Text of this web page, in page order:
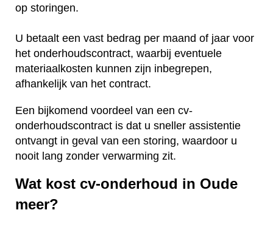
op storingen.
U betaalt een vast bedrag per maand of jaar voor
het onderhoudscontract, waarbij eventuele
materiaalkosten kunnen zijn inbegrepen,
afhankelijk van het contract.
Een bijkomend voordeel van een cv-
onderhoudscontract is dat u sneller assistentie
ontvangt in geval van een storing, waardoor u
nooit lang zonder verwarming zit.
Wat kost cv-onderhoud in Oude
meer?